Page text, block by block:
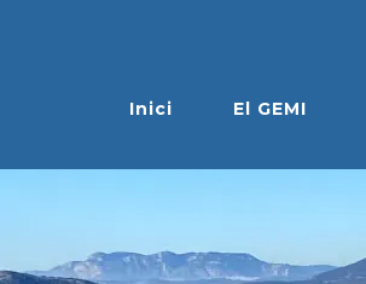
Inici El GEMI